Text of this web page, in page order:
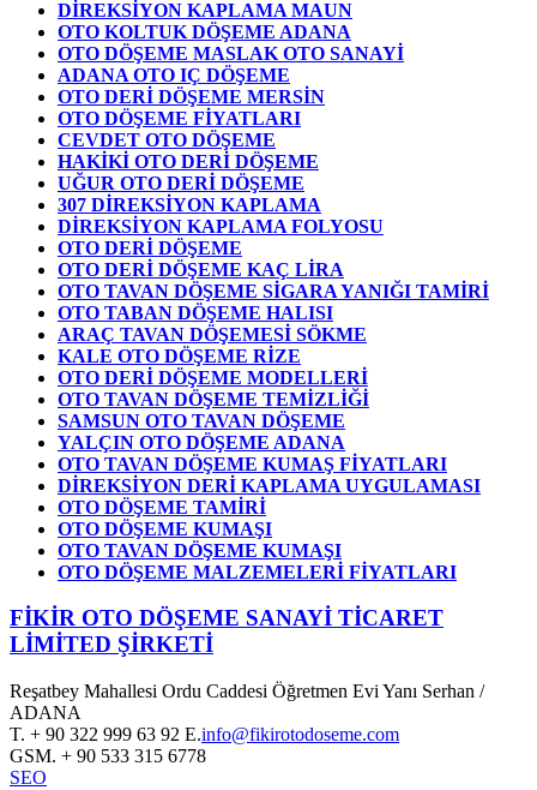
DİREKSİYON KAPLAMA MAUN
OTO KOLTUK DÖŞEME ADANA
OTO DÖŞEME MASLAK OTO SANAYİ
ADANA OTO IÇ DÖŞEME
OTO DERİ DÖŞEME MERSİN
OTO DÖŞEME FİYATLARI
CEVDET OTO DÖŞEME
HAKİKİ OTO DERİ DÖŞEME
UĞUR OTO DERİ DÖŞEME
307 DİREKSİYON KAPLAMA
DİREKSİYON KAPLAMA FOLYOSU
OTO DERİ DÖŞEME
OTO DERİ DÖŞEME KAÇ LİRA
OTO TAVAN DÖŞEME SİGARA YANIĞI TAMİRİ
OTO TABAN DÖŞEME HALISI
ARAÇ TAVAN DÖŞEMESİ SÖKME
KALE OTO DÖŞEME RİZE
OTO DERİ DÖŞEME MODELLERİ
OTO TAVAN DÖŞEME TEMİZLİĞİ
SAMSUN OTO TAVAN DÖŞEME
YALÇIN OTO DÖŞEME ADANA
OTO TAVAN DÖŞEME KUMAŞ FİYATLARI
DİREKSİYON DERİ KAPLAMA UYGULAMASI
OTO DÖŞEME TAMİRİ
OTO DÖŞEME KUMAŞI
OTO TAVAN DÖŞEME KUMAŞI
OTO DÖŞEME MALZEMELERİ FİYATLARI
FİKİR OTO DÖŞEME SANAYİ TİCARET
LİMİTED ŞİRKETİ
Reşatbey Mahallesi Ordu Caddesi Öğretmen Evi Yanı Serhan /
ADANA
T. + 90 322 999 63 92 E.info@fikirotodoseme.com
GSM. + 90 533 315 6778
SEO